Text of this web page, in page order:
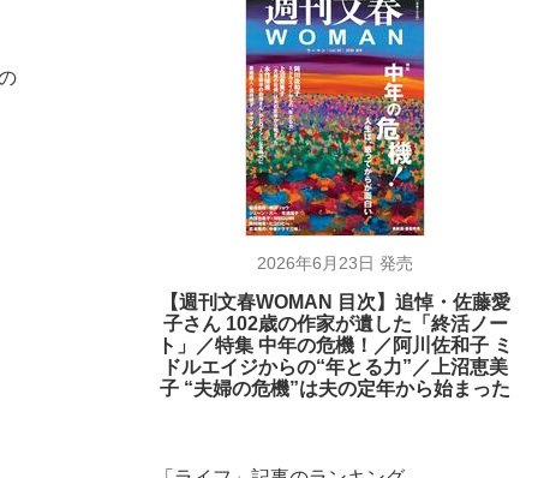
在記》RM→渋谷で飲み会、JIN→伊豆の...
2026年6月23日 発売
【週刊文春WOMAN 目次】追悼・佐藤愛
子さん 102歳の作家が遺した「終活ノー
ト」／特集 中年の危機！／阿川佐和子 ミ
ドルエイジからの“年とる力”／上沼恵美
子 “夫婦の危機”は夫の定年から始まった